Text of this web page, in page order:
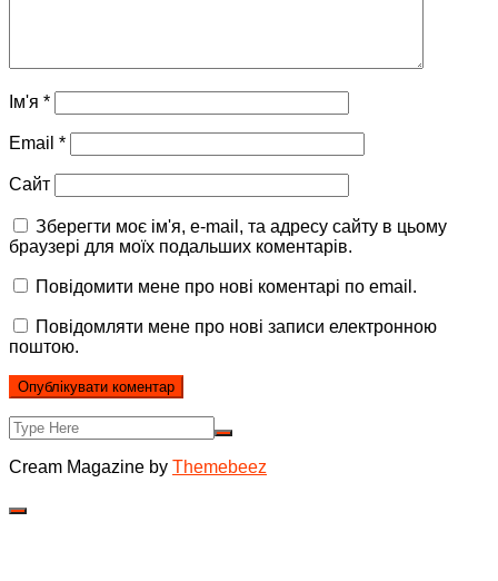
Ім'я *
Email *
Сайт
Зберегти моє ім'я, e-mail, та адресу сайту в цьому
браузері для моїх подальших коментарів.
Повідомити мене про нові коментарі по email.
Повідомляти мене про нові записи електронною
поштою.
Cream Magazine by Themebeez